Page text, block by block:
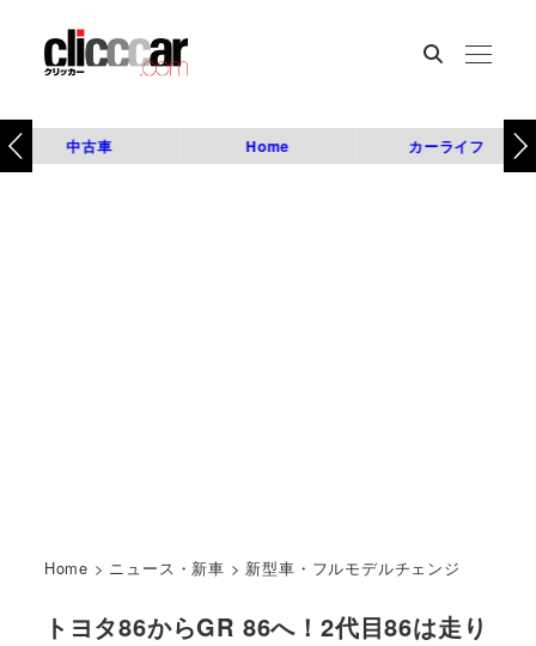
中古車 Home カーライフ
Home > ニュース・新車 > 新型車・フルモデルチェンジ
トヨタ86からGR 86へ！2代目86は走り